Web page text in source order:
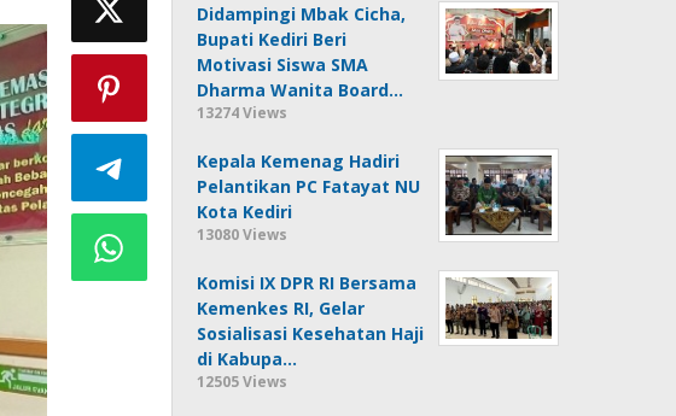
Didampingi Mbak Cicha,
Bupati Kediri Beri
Motivasi Siswa SMA
Dharma Wanita Board…
13274 Views
Kepala Kemenag Hadiri
Pelantikan PC Fatayat NU
Kota Kediri
13080 Views
Komisi IX DPR RI Bersama
Kemenkes RI, Gelar
Sosialisasi Kesehatan Haji
di Kabupa…
12505 Views